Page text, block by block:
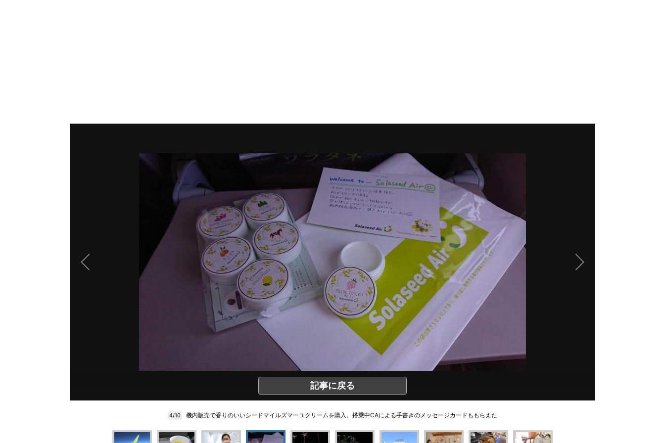
記事に戻る
4/10 機内販売で香りのいいシードマイルズマーユクリームを購入。搭乗中CAによる手書きのメッセージカードももらえた